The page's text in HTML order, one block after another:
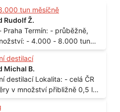
tun měsíčně
Rudolf Ž.
destilací
Michal B.
- celá ČR
v množství přibližně 0,5 l